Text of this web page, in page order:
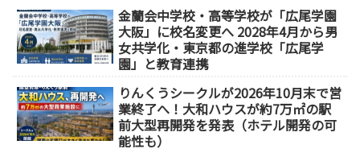
金蘭会中学校・高等学校が「広尾学園
大阪」に校名変更へ 2028年4月から男
女共学化・東京都の進学校「広尾学
園」と教育連携
りんくうシークルが2026年10月末で営
業終了へ！大和ハウスが約7万㎡の駅
前大型再開発を発表（ホテル開発の可
能性も）